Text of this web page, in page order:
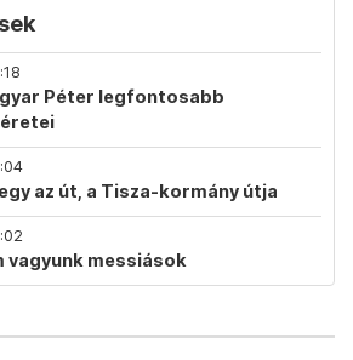
Péter legfontosabb
az út, a Tisza-kormány útja
vagyunk messiások